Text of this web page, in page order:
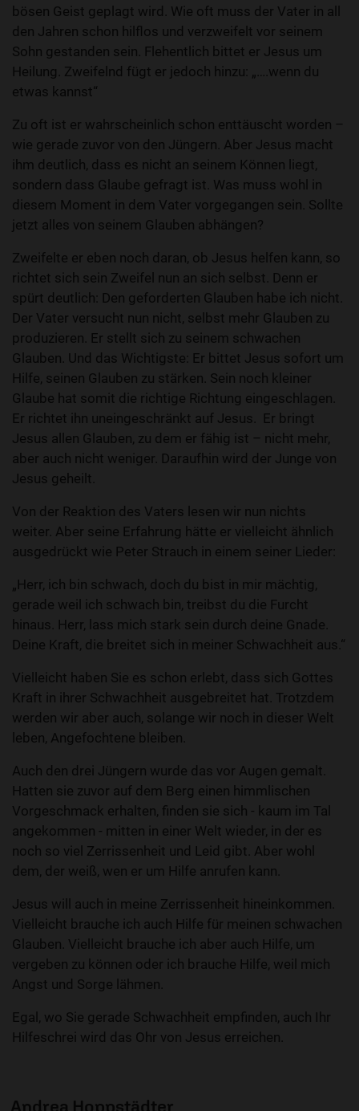
bösen Geist geplagt wird. Wie oft muss der Vater in all
den Jahren schon hilflos und verzweifelt vor seinem
Sohn gestanden sein. Flehentlich bittet er Jesus um
Heilung. Zweifelnd fügt er jedoch hinzu: „….wenn du
etwas kannst“
Zu oft ist er wahrscheinlich schon enttäuscht worden –
wie gerade zuvor von den Jüngern. Aber Jesus macht
ihm deutlich, dass es nicht an seinem Können liegt,
sondern dass Glaube gefragt ist. Was muss wohl in
diesem Moment in dem Vater vorgegangen sein. Sollte
jetzt alles von seinem Glauben abhängen?
Zweifelte er eben noch daran, ob Jesus helfen kann, so
richtet sich sein Zweifel nun an sich selbst. Denn er
spürt deutlich: Den geforderten Glauben habe ich nicht.
Der Vater versucht nun nicht, selbst mehr Glauben zu
produzieren. Er stellt sich zu seinem schwachen
Glauben. Und das Wichtigste: Er bittet Jesus sofort um
Hilfe, seinen Glauben zu stärken. Sein noch kleiner
Glaube hat somit die richtige Richtung eingeschlagen.
Er richtet ihn uneingeschränkt auf Jesus. Er bringt
Jesus allen Glauben, zu dem er fähig ist – nicht mehr,
aber auch nicht weniger. Daraufhin wird der Junge von
Jesus geheilt.
Von der Reaktion des Vaters lesen wir nun nichts
weiter. Aber seine Erfahrung hätte er vielleicht ähnlich
ausgedrückt wie Peter Strauch in einem seiner Lieder:
„Herr, ich bin schwach, doch du bist in mir mächtig,
gerade weil ich schwach bin, treibst du die Furcht
hinaus. Herr, lass mich stark sein durch deine Gnade.
Deine Kraft, die breitet sich in meiner Schwachheit aus.“
Vielleicht haben Sie es schon erlebt, dass sich Gottes
Kraft in ihrer Schwachheit ausgebreitet hat. Trotzdem
werden wir aber auch, solange wir noch in dieser Welt
leben, Angefochtene bleiben.
Auch den drei Jüngern wurde das vor Augen gemalt.
Hatten sie zuvor auf dem Berg einen himmlischen
Vorgeschmack erhalten, finden sie sich - kaum im Tal
angekommen - mitten in einer Welt wieder, in der es
noch so viel Zerrissenheit und Leid gibt. Aber wohl
dem, der weiß, wen er um Hilfe anrufen kann.
Jesus will auch in meine Zerrissenheit hineinkommen.
Vielleicht brauche ich auch Hilfe für meinen schwachen
Glauben. Vielleicht brauche ich aber auch Hilfe, um
vergeben zu können oder ich brauche Hilfe, weil mich
Angst und Sorge lähmen.
Egal, wo Sie gerade Schwachheit empfinden, auch Ihr
Hilfeschrei wird das Ohr von Jesus erreichen.
Andrea Hoppstädter